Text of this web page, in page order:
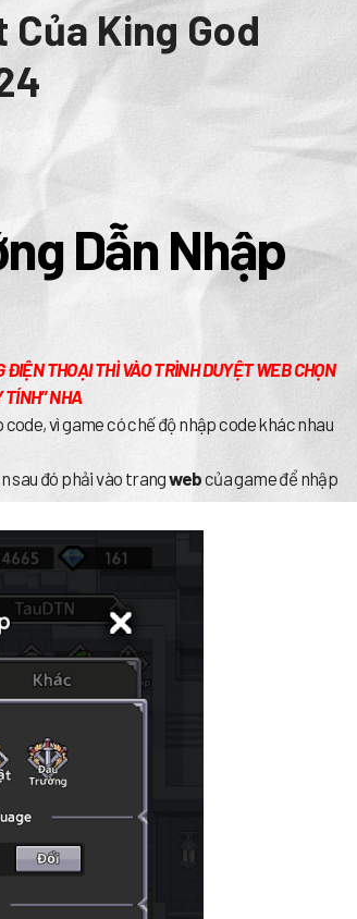
Của King God
Dẫn Nhập
THOẠI THÌ VÀO TRÌNH DUYỆT WEB CHỌN
TÍNH” NHA
vì game có chế độ nhập code khác nhau
sau đó phải vào trangwebcủa game để nhập